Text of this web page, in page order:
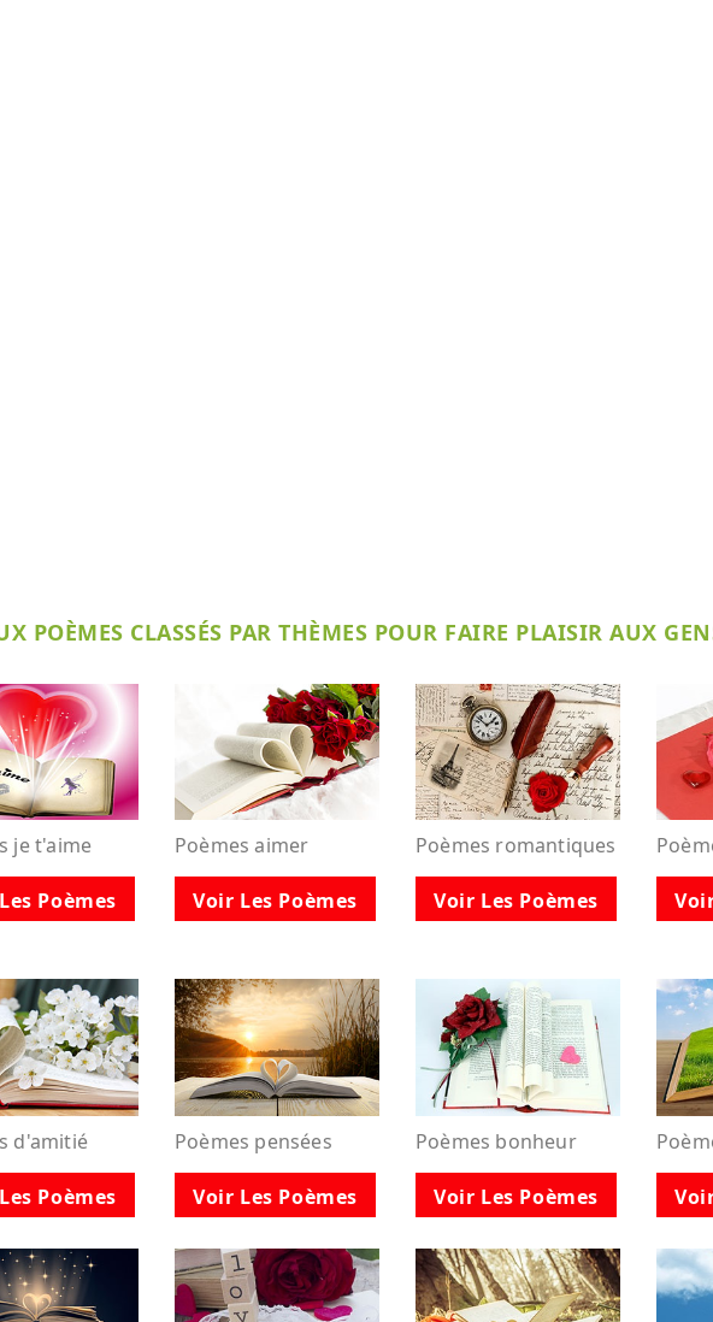
POÈMES CLASSÉS PAR THÈMES POUR FAIRE PLAISIR AUX
je t'aime
Poèmes
Poèmes aimer
Voir Les Poèmes
Poèmes romantiques
Voir Les Poèmes
d'amitié
Poèmes
Poèmes pensées
Voir Les Poèmes
Poèmes bonheur
Voir Les Poèmes